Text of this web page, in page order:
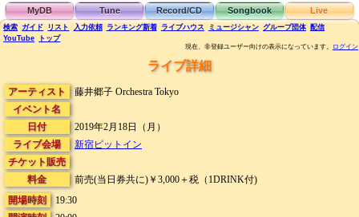
MyDB Tune Record/CD Songbook Live
検索 ガイド リスト 入力依頼 ランキング新着 ライブハウス ミュージシャン グループ団体 配信
YouTube
トップ
現在、非登録ユーザー向けの表示になっています。 ログイン
ライブ詳細
アーティスト
藤井郷子 Orchestra Tokyo
イベント名
日付
2019年2月18日（月）
ライブ会場
新宿ピットイン
チケット販売
料金
前売(当日券共に)￥3,000＋税（1DRINK付)
開場時刻
19:30